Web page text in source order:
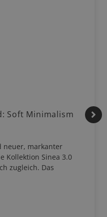
Soft Minimalism
neuer, markanter
Kollektion Sinea 3.0
zugleich. Das